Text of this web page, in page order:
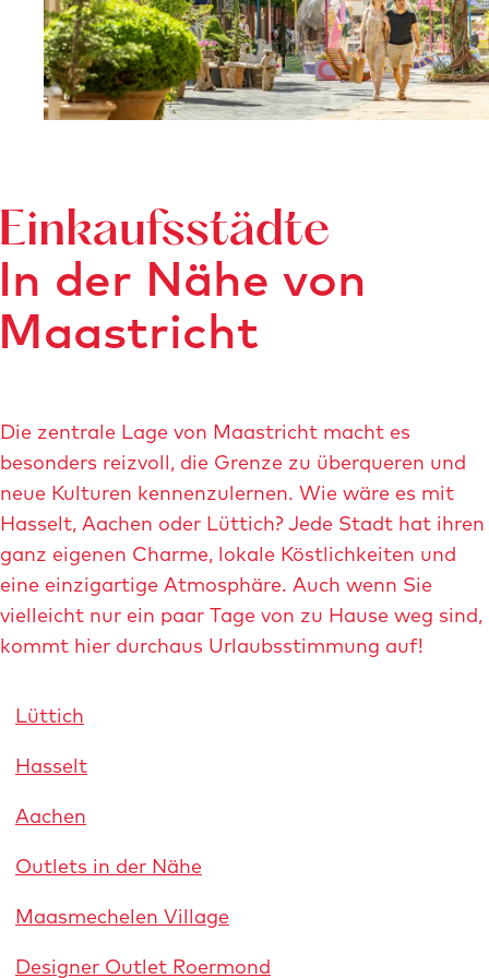
i
t
v
e
r
ö
r
m
B
i
l
d
ö
f
f
e
s
o
p
i
der Nähe von
Die zentrale Lage von Maastricht macht es
besonders reizvoll, die Grenze zu überqueren und
neue Kulturen kennenzulernen. Wie wäre es mit
Hasselt, Aachen oder Lüttich? Jede Stadt hat ihren
ganz eigenen Charme, lokale Köstlichkeiten und
eine einzigartige Atmosphäre. Auch wenn Sie
vielleicht nur ein paar Tage von zu Hause weg sind,
kommt hier durchaus Urlaubsstimmung auf!
Lüttich
Hasselt
Aachen
Outlets in der Nähe
Maasmechelen Village
Designer Outlet Roermond